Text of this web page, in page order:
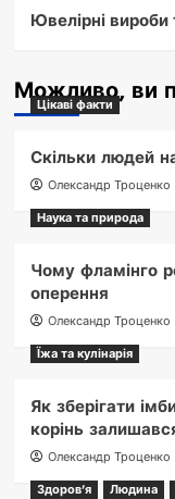
Ювелірні вироби
Можливо, ви
Цікаві факти
Скільки людей
Олександр Троценко
Наука та природа
Чому фламінго
оперення
Олександр Троценко
Їжа та кулінарія
Як зберігати
корінь
Олександр Троценко
Здоров'я
Людина